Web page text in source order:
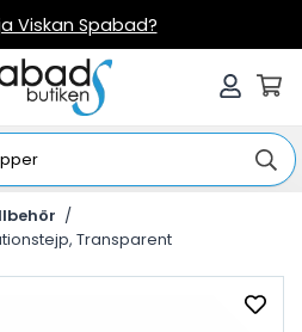
Viskan Spabad?
/
Transparent